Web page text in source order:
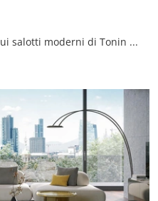
Clicca e ottieni informazioni sui salotti moderni di Tonin Casa! Differenti modelli di divani, come Montecarlo, ti aspettano.